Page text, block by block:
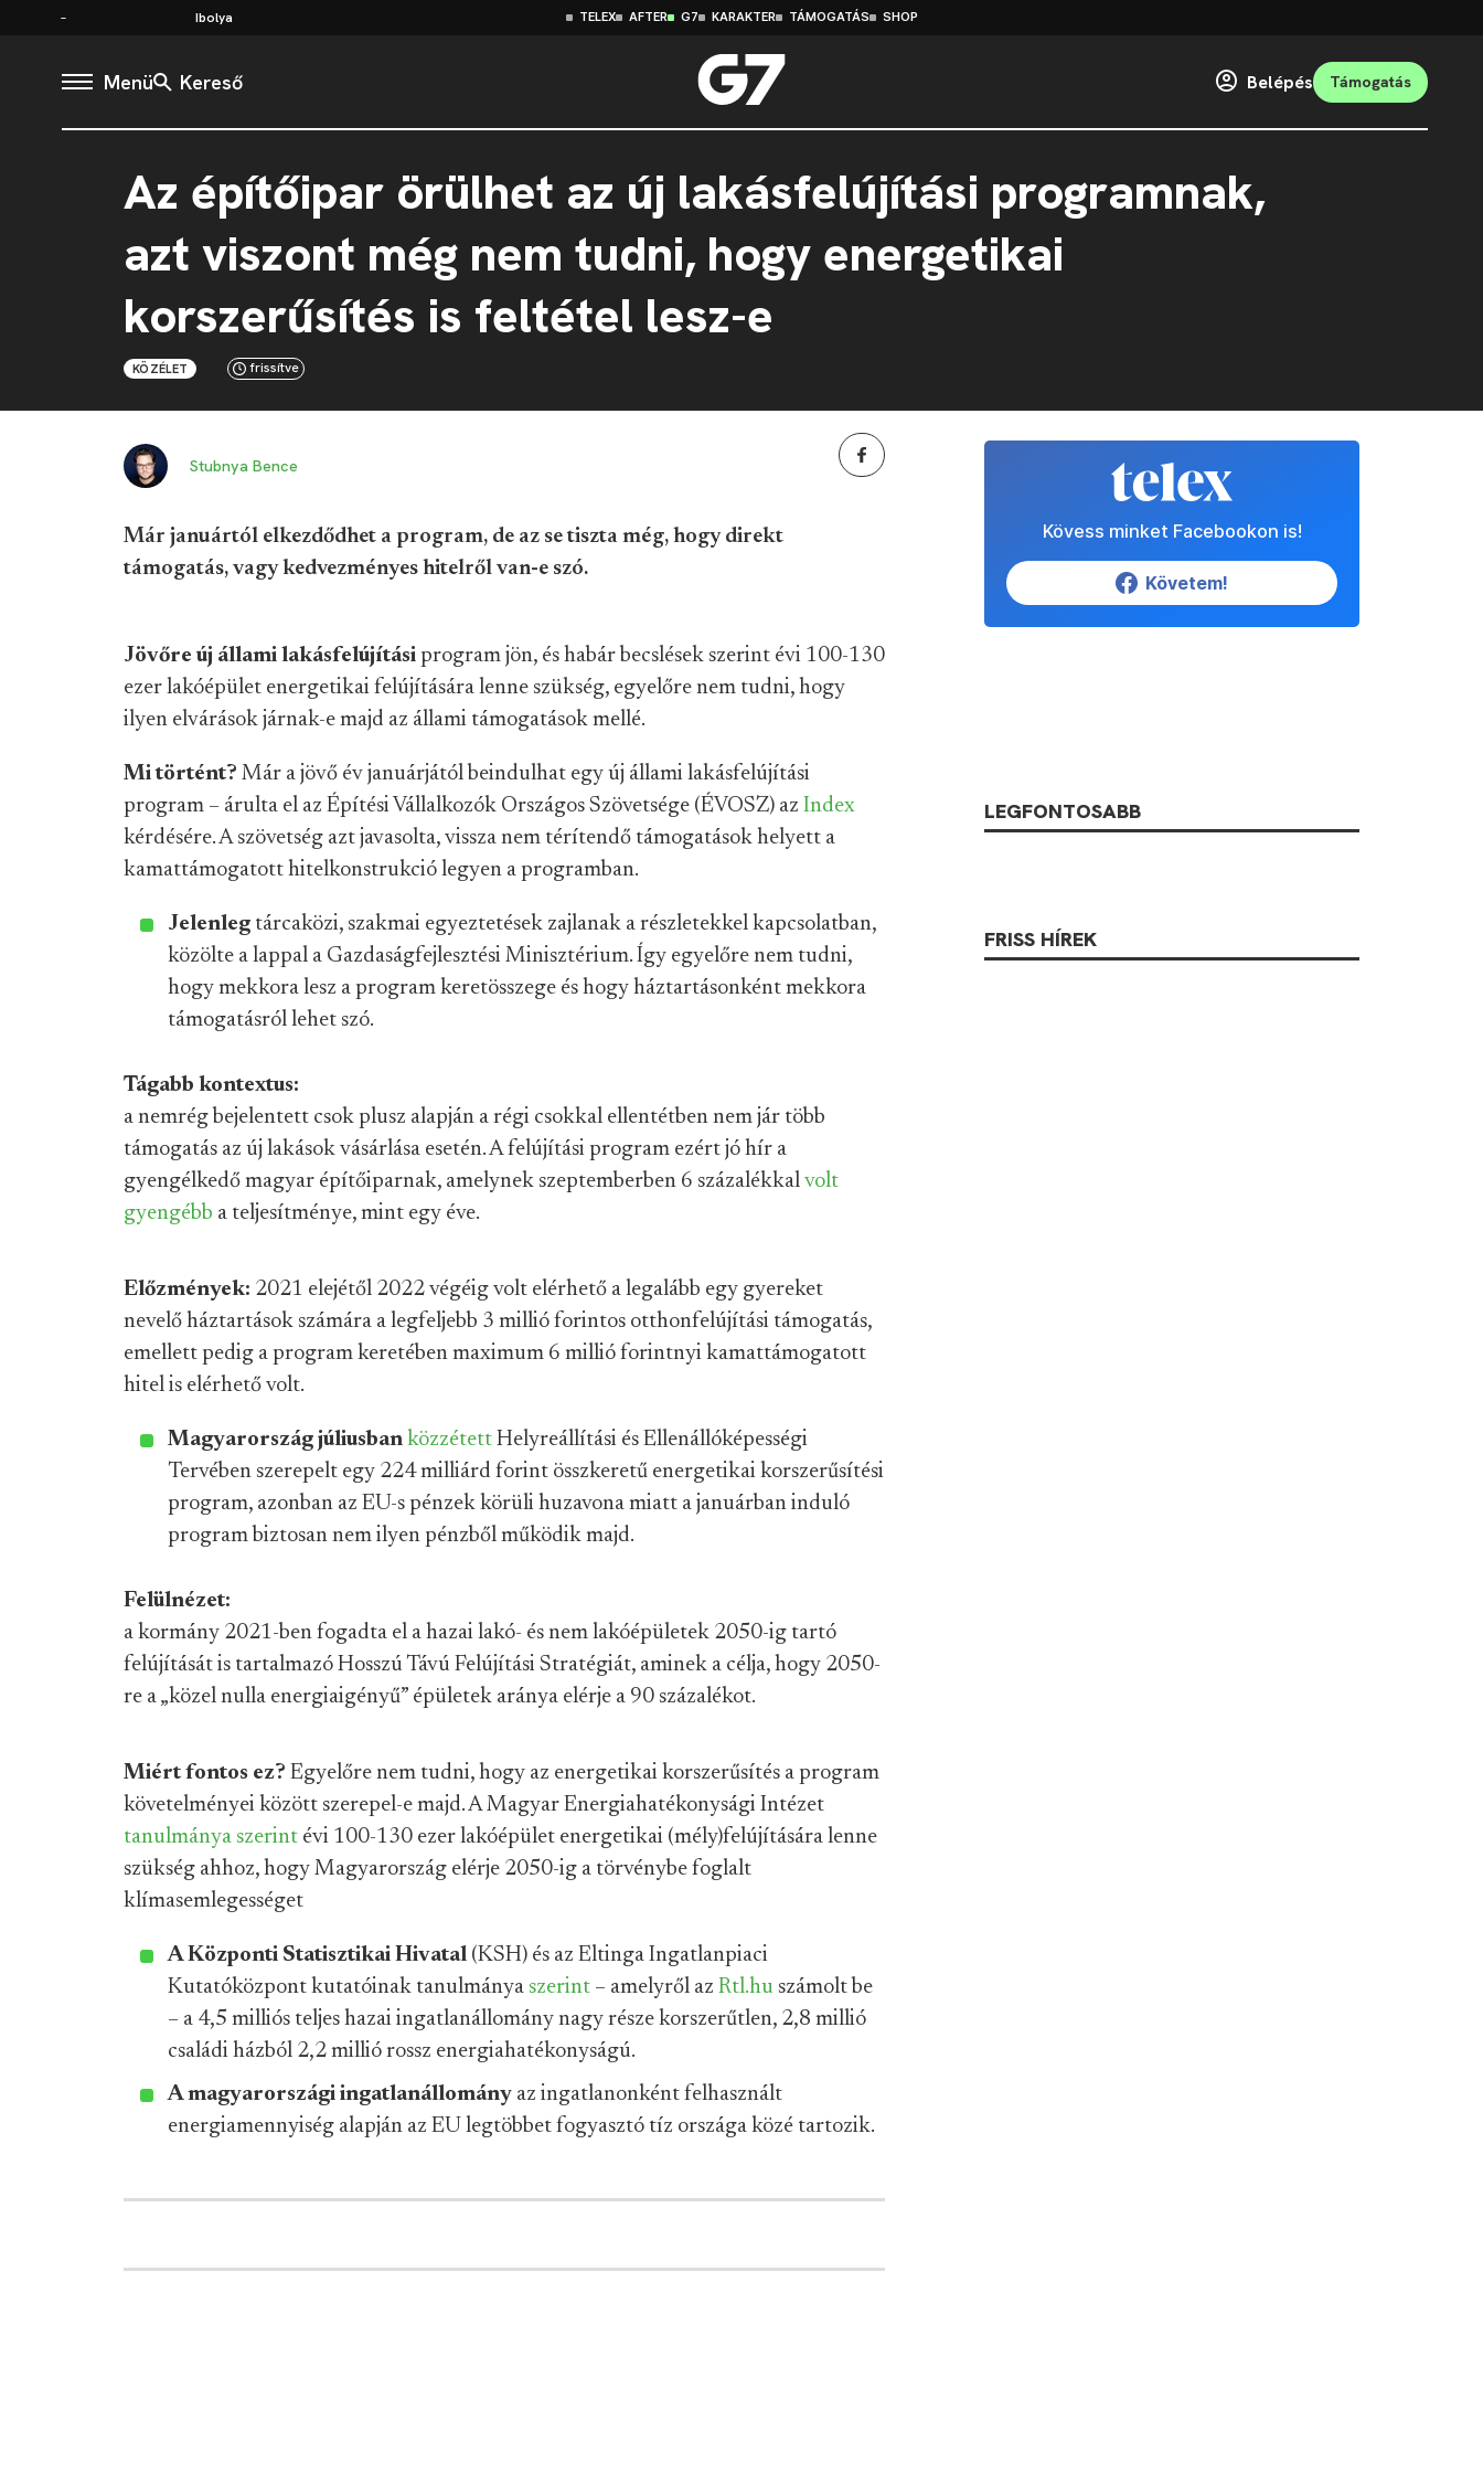
Ibolya TELEX AFTER G7 KARAKTER TÁMOGATÁS SHOP
Menü Kereső Belépés Támogatás
Az építőipar örülhet az új lakásfelújítási programnak,
azt viszont még nem tudni, hogy energetikai
korszerűsítés is feltétel lesz-e
KÖZÉLET frissítve
Stubnya Bence
Már januártól elkezdődhet a program, de az se tiszta még, hogy direkt
támogatás, vagy kedvezményes hitelről van-e szó.
Jövőre új állami lakásfelújítási program jön, és habár becslések szerint évi 100-130
ezer lakóépület energetikai felújítására lenne szükség, egyelőre nem tudni, hogy
ilyen elvárások járnak-e majd az állami támogatások mellé.
Mi történt? Már a jövő év januárjától beindulhat egy új állami lakásfelújítási
program – árulta el az Építési Vállalkozók Országos Szövetsége (ÉVOSZ) az Index
kérdésére. A szövetség azt javasolta, vissza nem térítendő támogatások helyett a
kamattámogatott hitelkonstrukció legyen a programban.
Jelenleg tárcaközi, szakmai egyeztetések zajlanak a részletekkel kapcsolatban,
közölte a lappal a Gazdaságfejlesztési Minisztérium. Így egyelőre nem tudni,
hogy mekkora lesz a program keretösszege és hogy háztartásonként mekkora
támogatásról lehet szó.
Tágabb kontextus:
a nemrég bejelentett csok plusz alapján a régi csokkal ellentétben nem jár több
támogatás az új lakások vásárlása esetén. A felújítási program ezért jó hír a
gyengélkedő magyar építőiparnak, amelynek szeptemberben 6 százalékkal volt
gyengébb a teljesítménye, mint egy éve.
Előzmények: 2021 elejétől 2022 végéig volt elérhető a legalább egy gyereket
nevelő háztartások számára a legfeljebb 3 millió forintos otthonfelújítási támogatás,
emellett pedig a program keretében maximum 6 millió forintnyi kamattámogatott
hitel is elérhető volt.
Magyarország júliusban közzétett Helyreállítási és Ellenállóképességi
Tervében szerepelt egy 224 milliárd forint összkeretű energetikai korszerűsítési
program, azonban az EU-s pénzek körüli huzavona miatt a januárban induló
program biztosan nem ilyen pénzből működik majd.
Felülnézet:
a kormány 2021-ben fogadta el a hazai lakó- és nem lakóépületek 2050-ig tartó
felújítását is tartalmazó Hosszú Távú Felújítási Stratégiát, aminek a célja, hogy 2050-
re a „közel nulla energiaigényű” épületek aránya elérje a 90 százalékot.
Miért fontos ez? Egyelőre nem tudni, hogy az energetikai korszerűsítés a program
követelményei között szerepel-e majd. A Magyar Energiahatékonysági Intézet
tanulmánya szerint évi 100-130 ezer lakóépület energetikai (mély)felújítására lenne
szükség ahhoz, hogy Magyarország elérje 2050-ig a törvénybe foglalt
klímasemlegességet
A Központi Statisztikai Hivatal (KSH) és az Eltinga Ingatlanpiaci
Kutatóközpont kutatóinak tanulmánya szerint – amelyről az Rtl.hu számolt be
– a 4,5 milliós teljes hazai ingatlanállomány nagy része korszerűtlen, 2,8 millió
családi házból 2,2 millió rossz energiahatékonyságú.
A magyarországi ingatlanállomány az ingatlanonként felhasznált
energiamennyiség alapján az EU legtöbbet fogyasztó tíz országa közé tartozik.
Kövess minket Facebookon is!
Követem!
LEGFONTOSABB
FRISS HÍREK